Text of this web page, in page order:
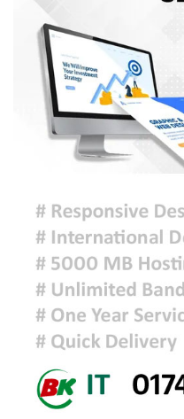
দলের
রাষ্ট্রপতি
ঢাকায়
দেশের
থেকে
দিল্লির